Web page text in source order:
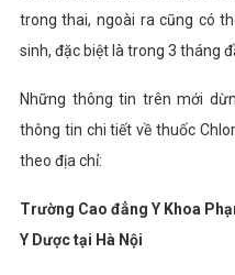
trong thai, ngoài ra cũng có
sinh, đặc biệt là trong 3 tháng
Những thông tin trên mới
thông tin chi tiết về thuốc
theo địa chỉ:
Trường Cao đẳng Y Khoa
Y Dược tại Hà Nội